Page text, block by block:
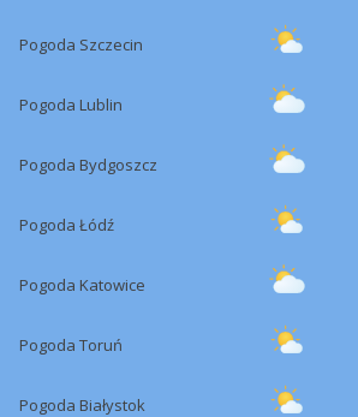
Pogoda Szczecin
Pogoda Lublin
Pogoda Bydgoszcz
Pogoda Łódź
Pogoda Katowice
Pogoda Toruń
Pogoda Białystok